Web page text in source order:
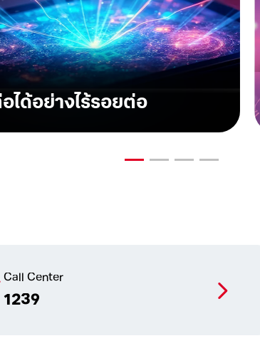
ได้อย่างไร้รอยต่อ
Call Center
1239